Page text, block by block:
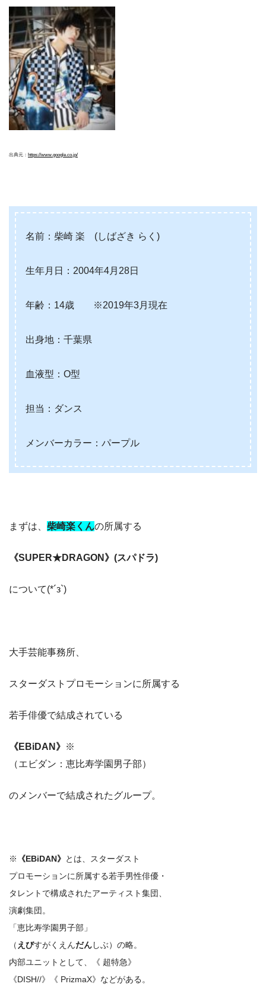
出典元： https://www.google.co.jp/
名前：柴崎 楽 (しばざき らく)
生年月日：2004年4月28日
年齢：14歳 ※2019年3月現在
出身地：千葉県
血液型：O型
担当：ダンス
メンバーカラー：パープル
まずは、 柴崎楽くんの所属する
《SUPER★DRAGON》(スパドラ)
について(*´з`)
大手芸能事務所、
スターダストプロモーションに所属する
若手俳優で結成されている
《EBiDAN》 ※
（エビダン：恵比寿学園男子部）
のメンバーで結成されたグループ。
※ 《EBiDAN》 とは、スターダスト
プロモーションに所属する若手男性俳優・
タレントで構成されたアーティスト集団、
演劇集団。
「恵比寿学園男子部」
（ えびすがくえんだんしぶ）の略。
内部ユニットとして、《 超特急》
《DISH//》《 PrizmaX》などがある。